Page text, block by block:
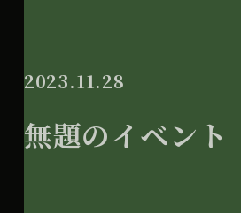
2023.11.28
無題のイベント